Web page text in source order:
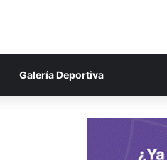
Galería Deportiva